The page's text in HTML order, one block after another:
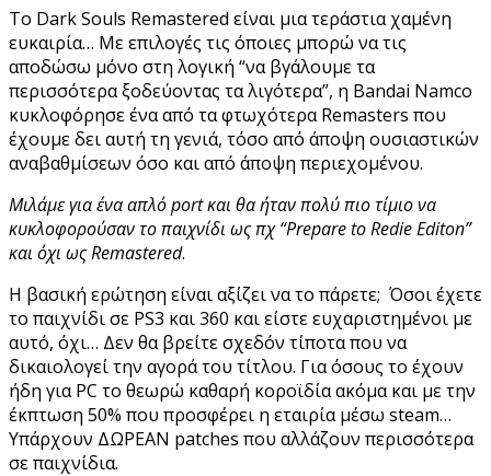
Το Dark Souls Remastered είναι μια τεράστια χαμένη
ευκαιρία… Με επιλογές τις όποιες μπορώ να τις
αποδώσω μόνο στη λογική “να βγάλουμε τα
περισσότερα ξοδεύοντας τα λιγότερα”, η Bandai Namco
κυκλοφόρησε ένα από τα φτωχότερα Remasters που
έχουμε δει αυτή τη γενιά, τόσο από άποψη ουσιαστικών
αναβαθμίσεων όσο και από άποψη περιεχομένου.
Μιλάμε για ένα απλό port και θα ήταν πολύ πιο τίμιο να
κυκλοφορούσαν το παιχνίδι ως πχ “Prepare to Redie Εditon”
και όχι ως Remastered.
Η βασική ερώτηση είναι αξίζει να το πάρετε; Όσοι έχετε
το παιχνίδι σε PS3 και 360 και είστε ευχαριστημένοι με
αυτό, όχι… Δεν θα βρείτε σχεδόν τίποτα που να
δικαιολογεί την αγορά του τίτλου. Για όσους το έχουν
ήδη για PC το θεωρώ καθαρή κοροϊδία ακόμα και με την
έκπτωση 50% που προσφέρει η εταιρία μέσω steam…
Υπάρχουν ΔΩΡΕΑΝ patches που αλλάζουν περισσότερα
σε παιχνίδια.